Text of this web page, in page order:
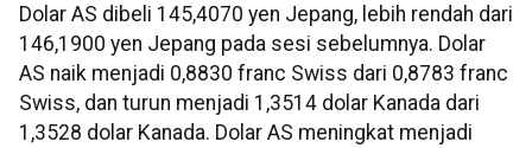
Dolar AS dibeli 145,4070 yen Jepang, lebih rendah dari
146,1900 yen Jepang pada sesi sebelumnya. Dolar
AS naik menjadi 0,8830 franc Swiss dari 0,8783 franc
Swiss, dan turun menjadi 1,3514 dolar Kanada dari
1,3528 dolar Kanada. Dolar AS meningkat menjadi